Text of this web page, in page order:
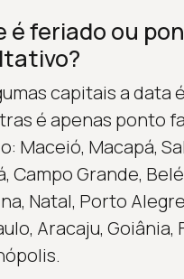
é feriado ou
capitais a data
é apenas ponto
Maceió, Macapá,
Campo Grande,
Natal, Porto
Aracaju, Goiânia,